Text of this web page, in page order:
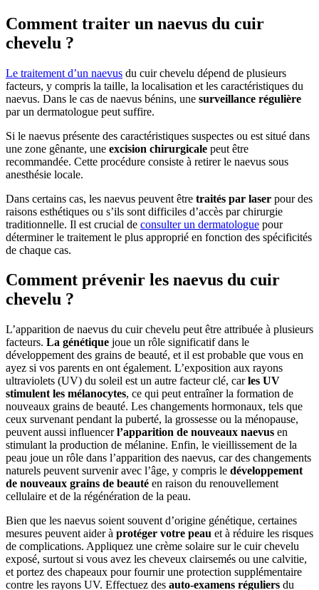
Comment traiter un naevus du cuir
chevelu ?
Le traitement d’un naevus du cuir chevelu dépend de plusieurs
facteurs, y compris la taille, la localisation et les caractéristiques du
naevus. Dans le cas de naevus bénins, une surveillance régulière
par un dermatologue peut suffire.
Si le naevus présente des caractéristiques suspectes ou est situé dans
une zone gênante, une excision chirurgicale peut être
recommandée. Cette procédure consiste à retirer le naevus sous
anesthésie locale.
Dans certains cas, les naevus peuvent être traités par laser pour des
raisons esthétiques ou s’ils sont difficiles d’accès par chirurgie
traditionnelle. Il est crucial de consulter un dermatologue pour
déterminer le traitement le plus approprié en fonction des spécificités
de chaque cas.
Comment prévenir les naevus du cuir
chevelu ?
L’apparition de naevus du cuir chevelu peut être attribuée à plusieurs
facteurs. La génétique joue un rôle significatif dans le
développement des grains de beauté, et il est probable que vous en
ayez si vos parents en ont également. L’exposition aux rayons
ultraviolets (UV) du soleil est un autre facteur clé, carles UV
stimulent les mélanocytes, ce qui peut entraîner la formation de
nouveaux grains de beauté. Les changements hormonaux, tels que
ceux survenant pendant la puberté, la grossesse ou la ménopause,
peuvent aussi influencerl’apparition de nouveaux naevus en
stimulant la production de mélanine. Enfin, le vieillissement de la
peau joue un rôle dans l’apparition des naevus, car des changements
naturels peuvent survenir avec l’âge, y compris le développement
de nouveaux grains de beauté en raison du renouvellement
cellulaire et de la régénération de la peau.
Bien que les naevus soient souvent d’origine génétique, certaines
mesures peuvent aider à protéger votre peau et à réduire les risques
de complications. Appliquez une crème solaire sur le cuir chevelu
exposé, surtout si vous avez les cheveux clairsemés ou une calvitie,
et portez des chapeaux pour fournir une protection supplémentaire
contre les rayons UV. Effectuez des auto-examens réguliers du